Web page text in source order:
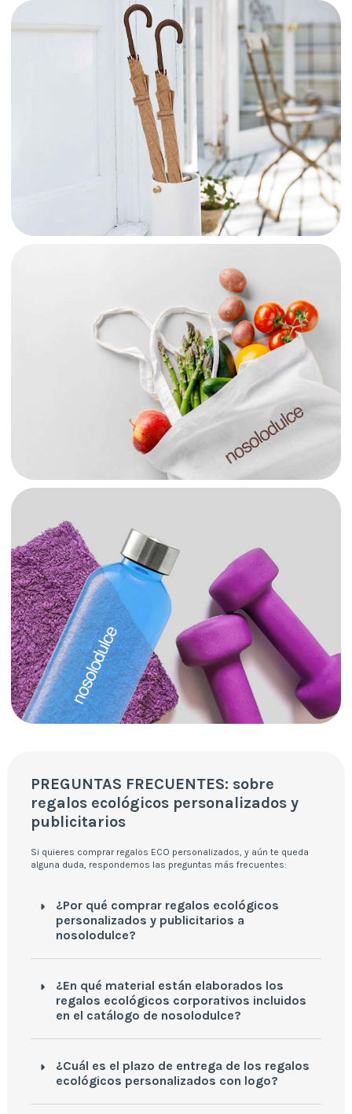
PREGUNTAS FRECUENTES: sobre
regalos ecológicos personalizados y
publicitarios
Si quieres comprar regalos ECO personalizados, y aún te queda
alguna duda, respondemos las preguntas más frecuentes:
¿Por qué comprar regalos ecológicos
personalizados y publicitarios a
nosolodulce?
¿En qué material están elaborados los
regalos ecológicos corporativos incluidos
en el catálogo de nosolodulce?
¿Cuál es el plazo de entrega de los regalos
ecológicos personalizados con logo?